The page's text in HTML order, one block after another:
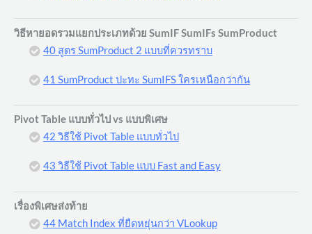
วิธีหายอดรวมแยกประเภทด้วย SumIF SumIFs SumProduct
40 สูตร SumProduct 2 แบบที่ควรทราบ
41 SumProduct ปะทะ SumIFS ใครเหนือกว่ากัน
Pivot Table แบบทั่วไป vs แบบพิเศษ
42 วิธีใช้ Pivot Table แบบทั่วไป
43 วิธีใช้ Pivot Table แบบ Fast and Easy
เรื่องพิเศษส่งท้าย
44 Match Index ที่ยืดหยุ่นกว่า VLookup